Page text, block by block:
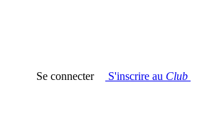
Se connecter S'inscrire au Club